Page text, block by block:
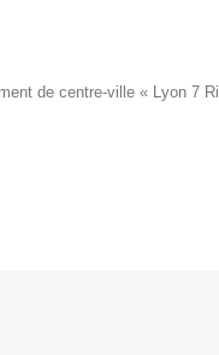
de centre-ville « Lyon